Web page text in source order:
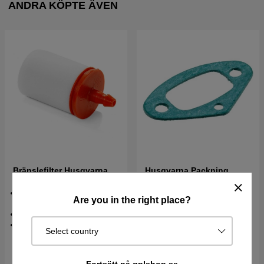
Are you in the right place?
Select country
ANDRA KÖPTE ÄVEN
Bränslefilter Husqvarna
Husqvarna Packning